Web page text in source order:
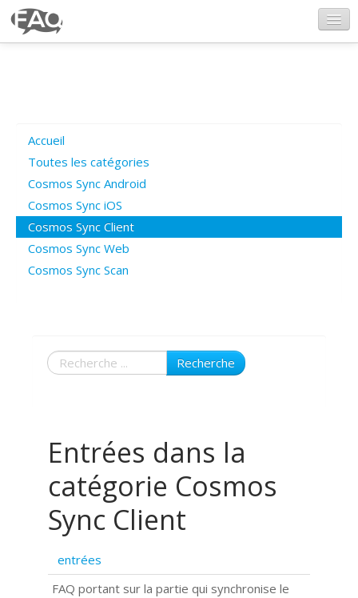
Poser une question
Questions ouvertes
Connexion
Accueil
Toutes les catégories
Cosmos Sync Android
Cosmos Sync iOS
Cosmos Sync Client
Cosmos Sync Web
Cosmos Sync Scan
Recherche
Entrées dans la
catégorie Cosmos
Sync Client
entrées
FAQ portant sur la partie qui synchronise le